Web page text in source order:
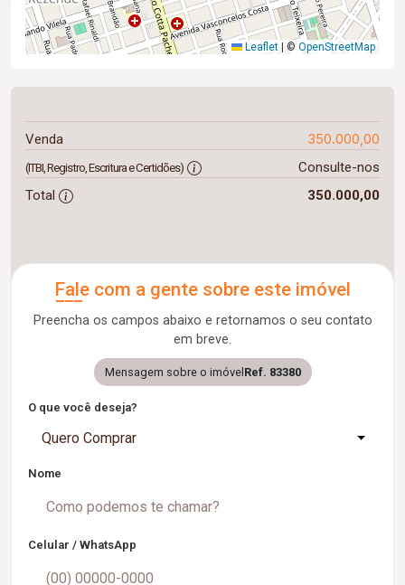
Leaflet © OpenStreetMap
Venda 350.000,00
(ITBI, Registro, Escritura e Certidões)
Consulte-nos
Total
350.000,00
Fale com a gente sobre este imóvel
Preencha os campos abaixo e retornamos o seu contato
em breve.
Mensagem sobre o imóvel Ref. 83380
O que você deseja?
Quero Comprar
Nome
Celular / WhatsApp